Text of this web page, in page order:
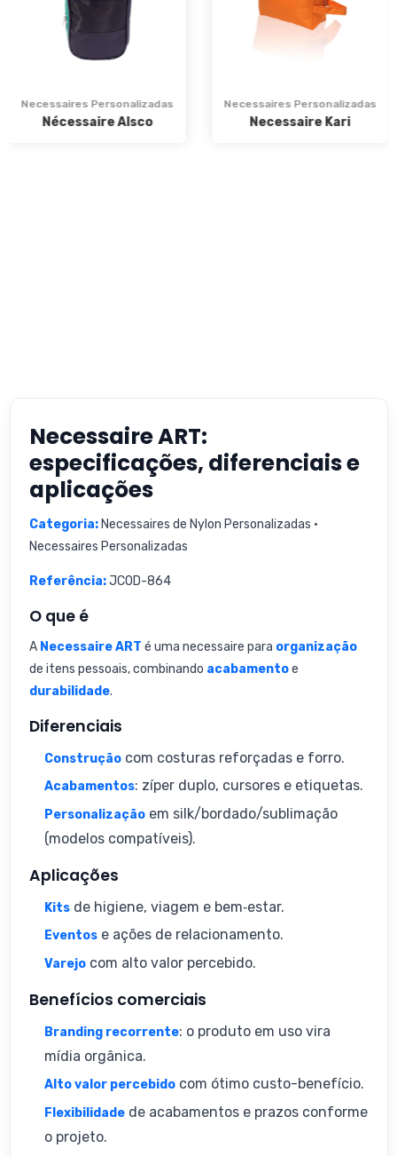
Necessaires Personalizadas
Nécessaire Alsco
Necessaires Personalizadas
Necessaire Kari
Necessaire ART:
especificações, diferenciais e
aplicações
Categoria:Necessaires de Nylon Personalizadas •
Necessaires Personalizadas
Referência:JCOD-864
O que é
A Necessaire ART é uma necessaire para organização
de itens pessoais, combinando acabamentoe
durabilidade.
Diferenciais
Construção com costuras reforçadas e forro.
Acabamentos: zíper duplo, cursores e etiquetas.
Personalização em silk/bordado/sublimação
(modelos compatíveis).
Aplicações
Kits de higiene, viagem e bem‑estar.
Eventos e ações de relacionamento.
Varejo com alto valor percebido.
Benefícios comerciais
Branding recorrente: o produto em uso vira
mídia orgânica.
Alto valor percebido com ótimo custo-benefício.
Flexibilidade de acabamentos e prazos conforme
o projeto.